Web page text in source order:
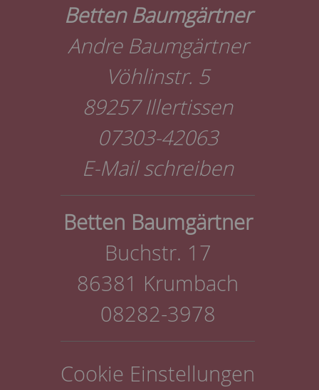
Betten Baumgärtner
Andre Baumgärtner
Vöhlinstr. 5
89257 Illertissen
07303-42063
E-Mail schreiben
Betten Baumgärtner
Buchstr. 17
86381 Krumbach
08282-3978
Cookie Einstellungen